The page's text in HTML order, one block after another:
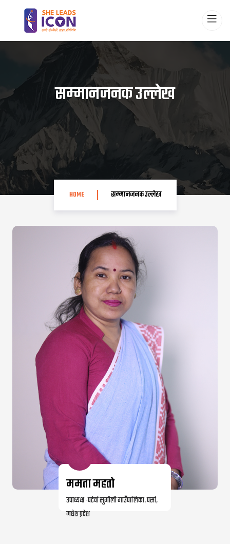
सम्मानजनक उल्लेख
HOME सम्मानजनक उल्लेख
ममता महतो
उपाध्यक्ष -पटेर्वा सुगौली गाउँपालिका, पर्सा,
मधेश प्रदेश